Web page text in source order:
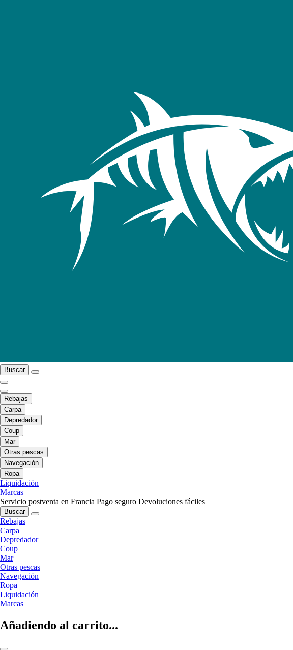
Buscar
Rebajas
Carpa
Depredador
Coup
Mar
Otras pescas
Navegación
Ropa
Liquidación
Marcas
Servicio postventa en Francia Pago seguro Devoluciones fáciles
Buscar
Rebajas
Carpa
Depredador
Coup
Mar
Otras pescas
Navegación
Ropa
Liquidación
Marcas
Añadiendo al carrito...